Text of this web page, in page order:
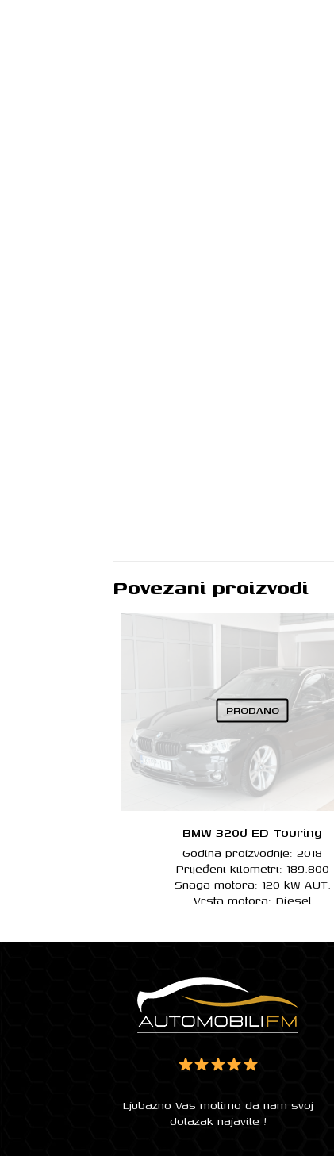
Povezani proizvodi
PRODANO
BMW 320d ED Touring
Godina proizvodnje: 2018
Prijeđeni kilometri: 189.800
Snaga motora: 120 kW AUT.
Vrsta motora: Diesel
Ljubazno Vas molimo da nam svoj
dolazak najavite !